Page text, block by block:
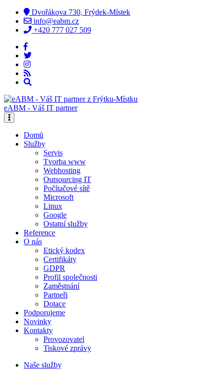
Dvořákova 730, Frýdek-Místek
info@eabm.cz
+420 777 027 509
eABM - Váš IT partner
Domů
Služby
Servis
Tvorba www
Webhosting
Outsourcing IT
Počítačové sítě
Microsoft
Linux
Google
Ostatní služby
Reference
O nás
Etický kodex
Certifikáty
GDPR
Profil společnosti
Zaměstnání
Partneři
Dotace
Podporujeme
Novinky
Kontakty
Provozovatel
Tiskové zprávy
Naše služby